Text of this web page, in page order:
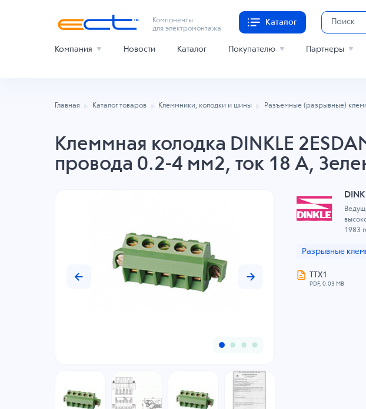
Компоненты
для электромонтажа
Каталог
Компания Новости Каталог Покупателю Партнеры
Главная Каталог товаров Клеммники, колодки и шины Разъемные (разрывные)
Клеммная колодка DINKLE
провода 0.2-4 мм2, ток 18 A,
1983
Разрывные
ТТХ1
PDF, 0.03 MB